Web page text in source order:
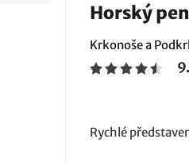
Horský
Krkonoše a
Rychlé